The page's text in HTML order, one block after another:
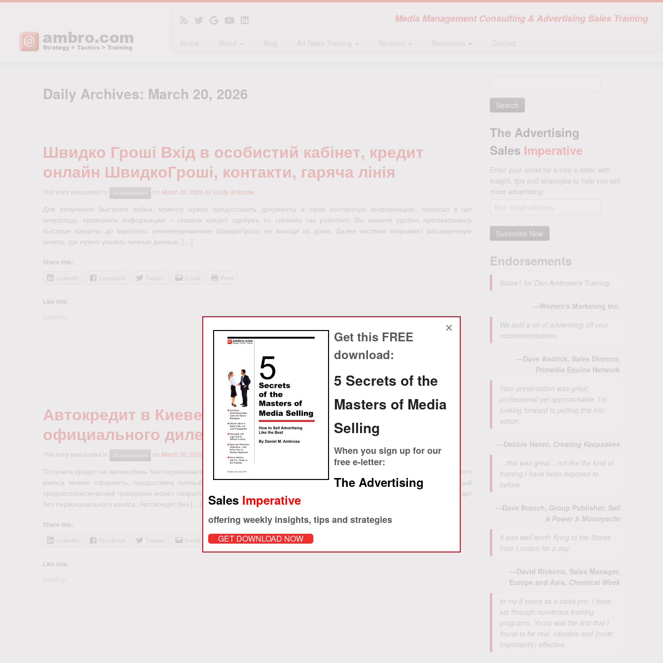
Get this FREE
download:
5 Secrets of the
Masters of Media
Selling
When you sign up for our
free e-letter:
The Advertising
Sales Imperative
offering weekly insights, tips and strategies
GET DOWNLOAD NOW
×
Media Management Consulting & Advertising Sales Training
Home About Blog Ad Sales Training Services Resources Contact
Daily Archives: March 20, 2026
Швидко Гроші Вхід в особистий кабінет, кредит
онлайн ШвидкоГроші, контакти, гаряча лінія
This entry was posted in Микрокредит on March 20, 2026 by Cindy Ambrose
Для получения быстрого займа, клиенту нужно предоставить документы и свою контактную информацию. Написал в чат
оператору, проверили информацию – сказали кредит одобрен но система так работает. Вы можете удобно просматривать
быстрые кредиты до зарплаты, рекомендованные ШвидкоГроші, не выходя из дома. Далее система открывает расширенную
анкету, где нужно указать личные данные, […]
Share this:
LinkedIn Facebook Twitter Email Print
Like this:
Автокредит в Киеве без первоначального взноса у
официального дилера АвтоГЕРМЕС
This entry was posted in Микрокредит on March 20, 2026 Cindy Ambrose
Получите кредит на автомобиль без первоначального взноса, на новую машину или с пробегом. Выгодный автокредит без первого
взноса можно оформить, предоставив полный пакет документов, включая страхование транспортного средства. Не каждый
среднестатистический гражданин может покрыть подобные расходы, поэтому единственный способ — это купить машину в кредит
без первоначального взноса. Автокредит без […]
Share this:
LinkedIn Facebook Twitter Email Print
Like this:
The Advertising
Sales Imperative
Enter your email for a free e-letter with
insight, tips and strategies to help you sell
more advertising:
Endorsements
Score1 for Dan Ambrose's Training.
—Women's Marketing Inc.
We sold a lot of advertising off your
recommendations.
—Dave Andrick, Sales Director,
Primedia Equine Network
Your presentation was great,
professional yet approachable. I’m
looking forward to putting this into
action.
—Debbie Hanni, Creating Keepsakes
…this was great…not like the kind of
training I have been exposed to
before.
—Dave Branch, Group Publisher, Sail
& Power & Motoryacht
It was well worth flying to the States
from London for a day.
—David Ricketts, Sales Manager,
Europe and Asia, Chemical Week
In my 8 years as a sales pro, I have
sat through numerous training
programs. Yours was the first that I
found to be real, valuable and (most
importantly) effective.